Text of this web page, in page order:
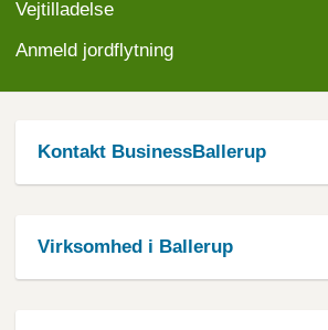
Vejtilladelse
Anmeld jordflytning
Kontakt BusinessBallerup
Virksomhed i Ballerup